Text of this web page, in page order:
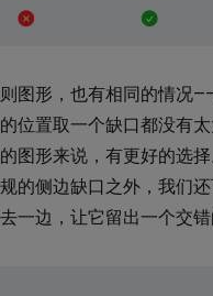
图形，也有相同的情况
位置取一个缺口都没有太
图形来说，有更好的选
的侧边缺口之外，我们
一边，让它留出一个交错